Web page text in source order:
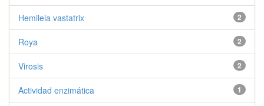
2
Hemileia vastatrix
2
Roya
2
Virosis
1
Actividad enzimática